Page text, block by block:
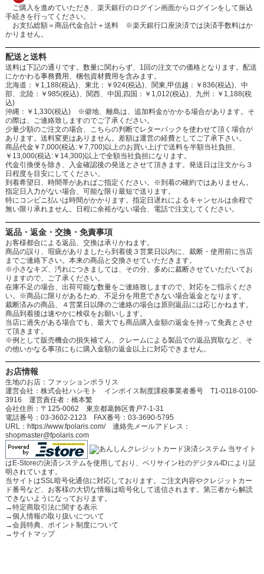
ご購入を進めていただき、楽天銀行のログイン画面からログインをして振込
手続きを行ってください。
お支払総額＝商品代金合計＋送料 ※楽天銀行口座決済では決済手数料はか
かりません。
配送と送料
送料は下記の通りです。数量に関わらず、1回の注文での価格となります。配送
にかかわる事務費用、梱包資材費用を含みます。
北海道：￥1,188(税込)、東北：￥924(税込)、関東,甲信越：￥836(税込)、中
部、北陸：￥985(税込)、関西、中国,四国：￥1,012(税込)、九州：￥1,188(税
込)
沖縄：￥1,330(税込) ※僻地、離島は、追加料金がかかる場合があります。そ
の際は、ご連絡致しますのでご了承ください。
少量少額のご注文の場合、こちらの判断でレターパックを使わせて頂く場合が
あります。送料変更はありません。差額は運営の経費としてご了承下さい。
商品代金￥7,000(税込:￥7,700)以上のお買い上げで送料を半額当社負担、
￥13,000(税込:￥14,300)以上で全額当社負担になります。
代金引換便を除き、入金確認後の発送とさせて頂きます。発送日は注文から３
日程度を目安にしてください。
到着希望日、時間帯があればご指定ください。※到着の確約ではありません。
指定日入力がない場合、可能な限り最短で送ります。
特にコンビニ払いは時間がかかります。指定日遅れによるキャンセルは余程で
無い限り承れません。日程に余裕がない場合、電話で注文してください。
返品・返金・交換・免責事項
お客様都合による返品、交換は承りかねます。
商品の誤り、瑕疵がありましたら到着後３営業日以内に、裁断・使用前に当店
までご連絡下さい。本来の商品と交換させていただきます。
※小さなキズ、汚れにつきましては、その分、多めに裁断させていただいてお
りますので、ご了承ください。
在庫不足の場合、出荷可能な数量をご連絡致しますので、対応をご指示くださ
い。※商品に限りがあるため、不足分を用意できない場合返金となります。
裁断済みの商品、４営業日以降のご連絡の場合は原則返品には応じかねます。
商品到着後は速やかに検収をお願いします。
当店に過失がある場合でも、最大でも商品購入金額の返金を持って免責とさせ
て頂きます。
※例として販売機会の損失補てん、クレームによる製品での返品買取など、そ
の他いかなる事項にもに購入金額の返金以上に対応できません。
お店情報
生地のお店：ファッションポラリス
運営会社：株式会社ハシモト インボイス制度課税事業者番号 T1-0118-0100-
3916 運営責任者：橋本繁
会社住所：〒125-0062 東京都葛飾区青戸7-1-31
電話番号：03-3602-2123 FAX番号：03-3690-5795
URL：https://www.fpolaris.com/ 連絡先メールアドレス：
shopmaster@fpolaris.com
当サイト
はE-Storeの決済システムを使用しており、ベリサイン社のデジタルIDにより証
明されています。
当サイトはSSL暗号化通信に対応しております。ご注文内容やクレジットカー
ド番号など、お客様の大切な情報は暗号化して送信されます。第三者から解読
できないようになっております。
→特定商取引法に関する表示
→個人情報の取り扱いについて
→会員特典、ポイント制度について
→サイトマップ